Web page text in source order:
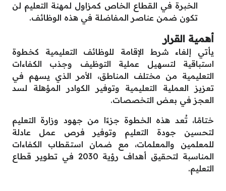
الخبرة في القطاع الخاص كمزاول لمهنة التعليم لن
تكون ضمن عناصر المفاضلة في هذه الوظائف.
أهمية القرار
يأتي إلغاء شرط الإقامة للوظائف التعليمية كخطوة
استباقية لتسهيل عملية التوظيف وجذب الكفاءات
التعليمية من مختلف المناطق، الأمر الذي يسهم في
تعزيز العملية التعليمية وتوفير الكوادر المؤهلة لسد
العجز في بعض التخصصات.
ختامًا، تُعد هذه الخطوة جزءًا من جهود وزارة التعليم
لتحسين جودة التعليم وتوفير فرص عمل عادلة
للمعلمين والمعلمات، مع ضمان استقطاب الكفاءات
المناسبة لتحقيق أهداف رؤية 2030 في تطوير قطاع
التعليم.